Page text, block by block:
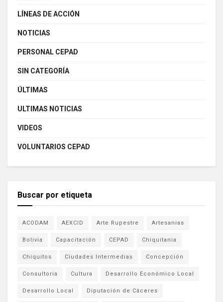
LÍNEAS DE ACCIÓN
NOTICIAS
PERSONAL CEPAD
SIN CATEGORÍA
ÚLTIMAS
ULTIMAS NOTICIAS
VIDEOS
VOLUNTARIOS CEPAD
Buscar por etiqueta
ACODAM AEXCID Arte Rupestre Artesanias
Bolivia Capacitación CEPAD Chiquitania
Chiquitos Ciudades Intermedias Concepción
Consultoria Cultura Desarrollo Económico Local
Desarrollo Local Diputación de Cáceres